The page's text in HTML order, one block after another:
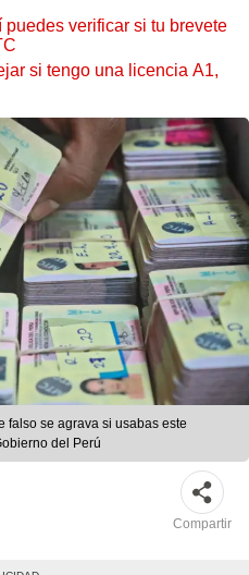
verificar si tu brevete
si tengo una licencia A1,
falso se agrava si usabas este
del Perú
Compartir